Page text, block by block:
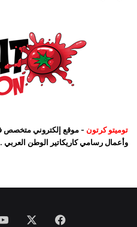
توميتو كرتون
وأعمال رسامي كاريكاتير الوطن العربي .
فيسبوك